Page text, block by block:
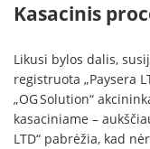
Kasacinis
Likusi bylos dalis,
registruota „Paysera
„OG Solution“
kasaciniame –
LTD“ pabrėžia, kad